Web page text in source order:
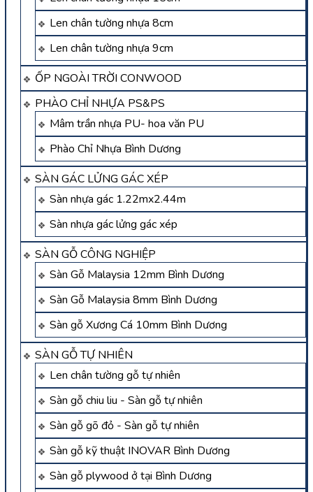
Len chân tường nhựa 8cm
Len chân tường nhựa 9cm
ỐP NGOÀI TRỜI CONWOOD
PHÀO CHỈ NHỰA PS&PS
Mâm trần nhựa PU- hoa văn PU
Phào Chỉ Nhựa Bình Dương
SÀN GÁC LỬNG GÁC XÉP
Sàn nhựa gác 1.22mx2.44m
Sàn nhựa gác lửng gác xép
SÀN GỖ CÔNG NGHIỆP
Sàn Gỗ Malaysia 12mm Bình Dương
Sàn Gỗ Malaysia 8mm Bình Dương
Sàn gỗ Xương Cá 10mm Bình Dương
SÀN GỖ TỰ NHIÊN
Len chân tường gỗ tự nhiên
Sàn gỗ chiu liu - Sàn gỗ tự nhiên
Sàn gỗ gõ đỏ - Sàn gỗ tự nhiên
Sàn gỗ kỹ thuật INOVAR Bình Dương
Sàn gỗ plywood ở tại Bình Dương